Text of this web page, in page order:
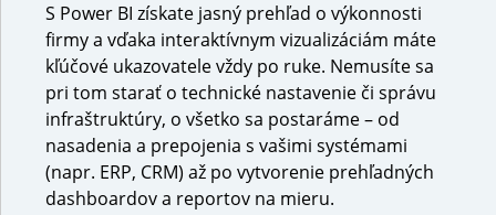
S Power BI získate jasný prehľad o výkonnosti
firmy a vďaka interaktívnym vizualizáciám máte
kľúčové ukazovatele vždy po ruke. Nemusíte sa
pri tom starať o technické nastavenie či správu
infraštruktúry, o všetko sa postaráme – od
nasadenia a prepojenia s vašimi systémami
(napr. ERP, CRM) až po vytvorenie prehľadných
dashboardov a reportov na mieru.